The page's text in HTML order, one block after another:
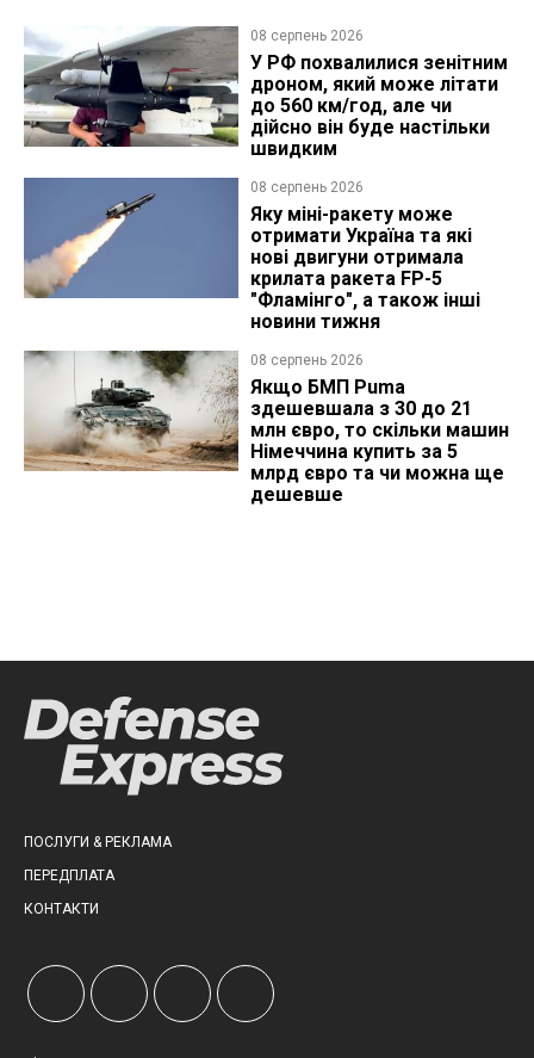
08 серпень 2026
У РФ похвалилися зенітним
дроном, який може літати
до 560 км/год, але чи
дійсно він буде настільки
швидким
08 серпень 2026
Яку міні-ракету може
отримати Україна та які
нові двигуни отримала
крилата ракета FP-5
"Фламінго", а також інші
новини тижня
08 серпень 2026
Якщо БМП Puma
здешевшала з 30 до 21
млн євро, то скільки машин
Німеччина купить за 5
млрд євро та чи можна ще
дешевше
ПОСЛУГИ & РЕКЛАМА
ПЕРЕДПЛАТА
КОНТАКТИ